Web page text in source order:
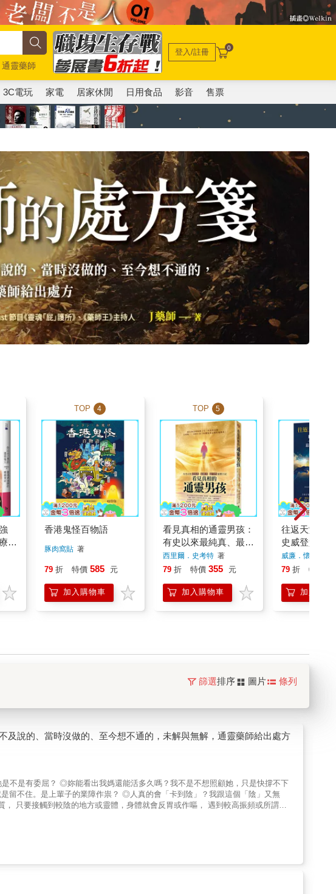
通靈藥師
登入/註冊 0
3C電玩 家電 居家休閒 日用食品 影音 售票
癒
TOP 4
香港鬼怪百物語
豚肉窩貼著
79 折 特價 585 元
加入購物車
TOP 5
看見真相的通靈男孩：
有史以來最純真、最稀
有、最早的通靈日記
西里爾．史考特著
79 折 特價 355 元
加入購物車
往返天堂地
史威登堡最
記：親眼見
300年來靈魂
威廉．懷特、班
特、柿子文化編
79 折 特價
加入購物
篩選排序 圖片 條列
及說的、當時沒做的、至今想不通的，未解與無解，通靈藥師給出處方
不是有委屈？ ◎妳能看出我媽還能活多久嗎？我不是不想照顧她，只是快撐不下
留不住。是上輩子的業障作祟？ ◎人真的會「卡到陰」？我跟這個「陰」又無
驗。 之後進入陽明交通大學藥理學研究所，鑽研腦神經生理相關研究， 並取得美
我不是不孝，只是快撐不下去&hellip;&hellip;。 ．一閉上眼，我爸跌